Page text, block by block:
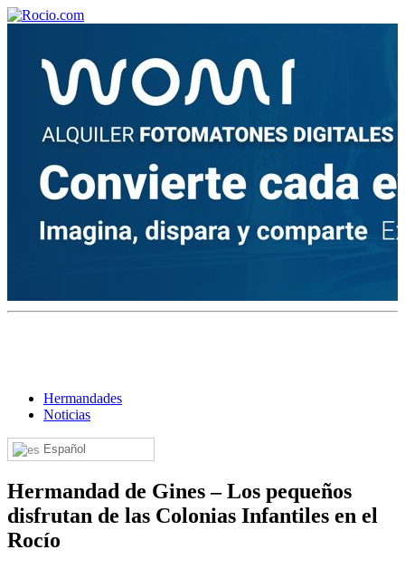
Hermandades
Noticias
Español
Hermandad de Gines – Los pequeños
disfrutan de las Colonias Infantiles en el
Rocío
¡Bienvenido! Soy el asistente virtual de rocio.com.
¿En qué puedo ayudarte?
¿Cuándo se construyó la primera ermita?
El traslado cada siete años
¿Cuales son los actos principales que se celebran en el
Quiero hacer el camino,¿que tengo que hacer?
En el Rocío, ¿dónde me alojo?